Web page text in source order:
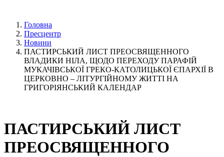
Головна
Пресцентр
Новини
ПАСТИРСЬКИЙ ЛИСТ ПРЕОСВЯЩЕННОГО
ВЛАДИКИ НІЛА, ЩОДО ПЕРЕХОДУ ПАРАФІЙ
МУКАЧІВСЬКОЇ ГРЕКО-КАТОЛИЦЬКОЇ ЄПАРХІЇ В
ЦЕРКОВНО – ЛІТУРГІЙНОМУ ЖИТТІ НА
ГРИГОРІЯНСЬКИЙ КАЛЕНДАР
ПАСТИРСЬКИЙ ЛИСТ
ПРЕОСВЯЩЕННОГО